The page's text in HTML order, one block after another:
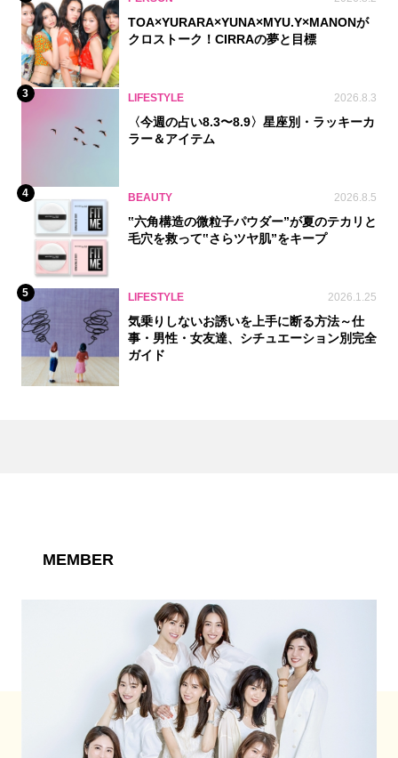
TOA×YURARA×YUNA×MYU.Y×MANONが
クロストーク！CIRRAの夢と目標
3 LIFESTYLE 2026.8.3
〈今週の占い8.3〜8.9〉星座別・ラッキーカ
ラー＆アイテム
4 BEAUTY 2026.8.5
‟六角構造の微粒子パウダー”が夏のテカリと
毛穴を救って‟さらツヤ肌”をキープ
5 LIFESTYLE 2026.1.25
気乗りしないお誘いを上手に断る方法～仕
事・男性・女友達、シチュエーション別完全
ガイド
MEMBER